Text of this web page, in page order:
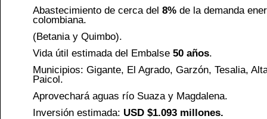
Abastecimiento de cerca del 8% de la demanda
colombiana.
(Betania y Quimbo).
Vida útil estimada del Embalse 50 años.
Municipios: Gigante, El Agrado, Garzón, Tesalia,
Paicol.
Aprovechará aguas río Suaza y Magdalena.
Inversión estimada: USD $1.093 millones.